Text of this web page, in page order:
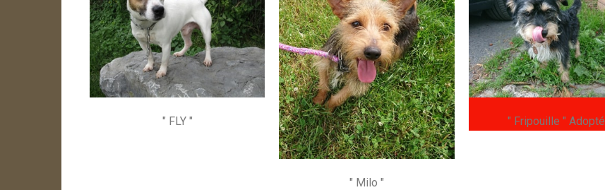
" FLY "
" Milo "
" Fripouille " Adopté